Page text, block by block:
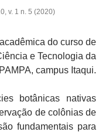
v. 1 n. 5 (2020)
do curso de
e Tecnologia da
campus Itaqui.
nativas
de colônias de
fundamentais para